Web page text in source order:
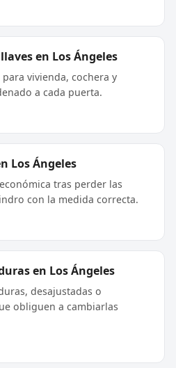
en Los Ángeles
vivienda, cochera y
a cada puerta.
Los Ángeles
tras perder las
con la medida correcta.
en Los Ángeles
desajustadas o
obliguen a cambiarlas